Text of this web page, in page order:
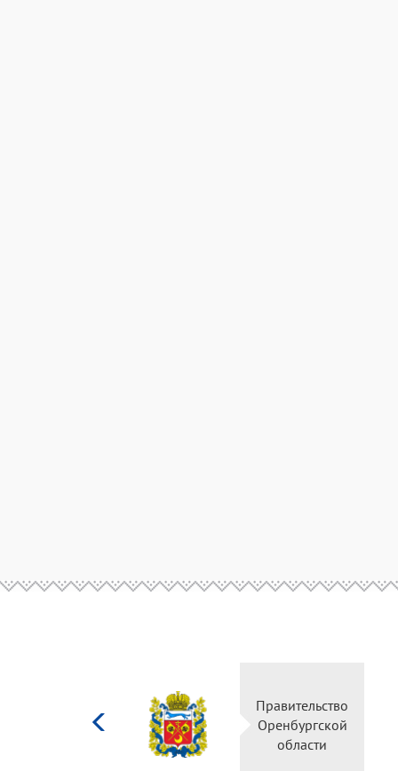
Правительство
Оренбургской
области